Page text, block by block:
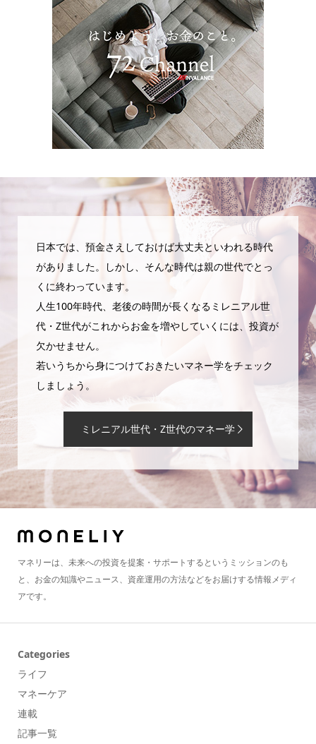
日本では、預金さえしておけば大丈夫といわれる時代
がありました。しかし、そんな時代は親の世代でとっ
くに終わっています。
人生100年時代、老後の時間が長くなるミレニアル世
代・Z世代がこれからお金を増やしていくには、投資が
欠かせません。
若いうちから身につけておきたいマネー学をチェック
しましょう。
ミレニアル世代・Z世代のマネー学
マネリーは、未来への投資を提案・サポートするというミッションのも
と、お金の知識やニュース、資産運用の方法などをお届けする情報メディ
アです。
Categories
ライフ
マネーケア
連載
記事一覧